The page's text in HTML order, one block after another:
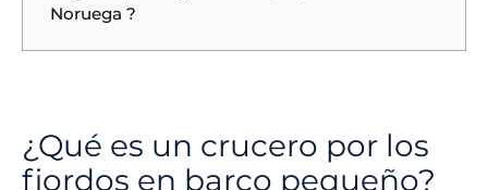
Noruega ?
¿Qué es un crucero por los
fiordos en barco pequeño?